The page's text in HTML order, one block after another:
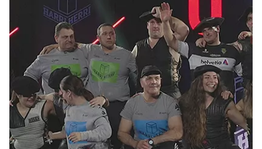
Herri-kirolak
Balonmano
Kirolak 360
Atletismo